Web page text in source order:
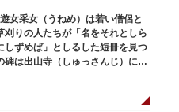
女采女（うねめ）は若い僧侶と
りの人たちが「名をそれとしら
ずめば」としるした短冊を見つ
は出山寺（しゅっさんじ）にあ